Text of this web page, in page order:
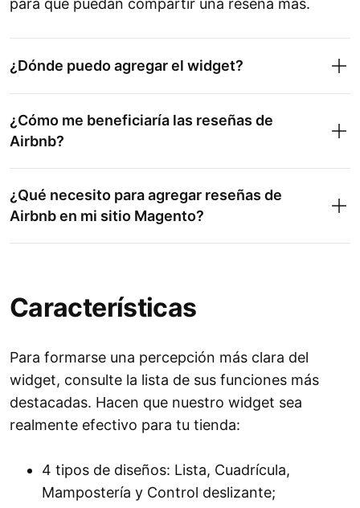
para que puedan compartir una reseña más.
¿Dónde puedo agregar el widget?
¿Cómo me beneficiaría las reseñas de
Airbnb?
¿Qué necesito para agregar reseñas de
Airbnb en mi sitio Magento?
Características
Para formarse una percepción más clara del
widget, consulte la lista de sus funciones más
destacadas. Hacen que nuestro widget sea
realmente efectivo para tu tienda:
4 tipos de diseños: Lista, Cuadrícula,
Mampostería y Control deslizante;